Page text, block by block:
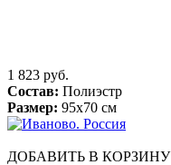
1 823 руб.
Состав: Полиэстр
Размер: 95х70 см
ДОБАВИТЬ В КОРЗИНУ